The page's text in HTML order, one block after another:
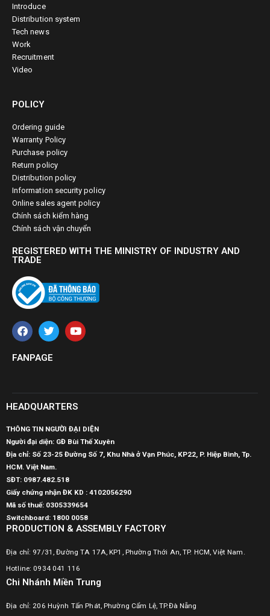
Introduce
Distribution system
Tech news
Work
Recruitment
Video
POLICY
Ordering guide
Warranty Policy
Purchase policy
Return policy
Distribution policy
Information security policy
Online sales agent policy
Chính sách kiểm hàng
Chính sách vận chuyển
REGISTERED WITH THE MINISTRY OF INDUSTRY AND
TRADE
FANPAGE
HEADQUARTERS
THÔNG TIN NGƯỜI ĐẠI DIỆN
Người đại diện: GĐ Bùi Thế Xuyên
Địa chỉ: Số 23-25 Đường Số 7, Khu Nhà ở Vạn Phúc, KP22, P. Hiệp Bình, Tp.
HCM. Việt Nam.
SĐT: 0987.482.518
Giấy chứng nhận ĐK KD : 4102056290
Mã số thuế: 0305339654
Switchboard: 1800 0058
PRODUCTION & ASSEMBLY FACTORY
Địa chỉ: 97/31, Đường TA 17A, KP1, Phường Thới An, TP. HCM, Việt Nam.
Hotline: 0934 041 116
Chi Nhánh Miền Trung
Địa chỉ: 206 Huỳnh Tấn Phát, Phường Cẩm Lệ, TP.Đà Nẵng